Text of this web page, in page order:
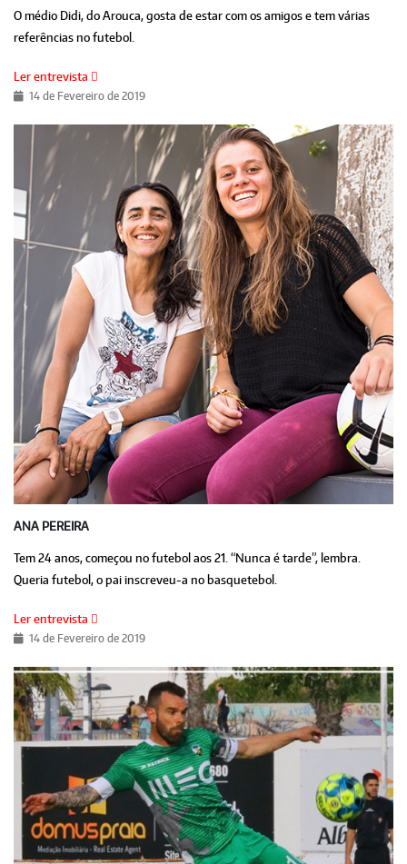
O médio Didi, do Arouca, gosta de estar com os amigos e tem várias
referências no futebol.
Ler entrevista
14 de Fevereiro de 2019
ANA PEREIRA
Tem 24 anos, começou no futebol aos 21. “Nunca é tarde”, lembra.
Queria futebol, o pai inscreveu-a no basquetebol.
Ler entrevista
14 de Fevereiro de 2019